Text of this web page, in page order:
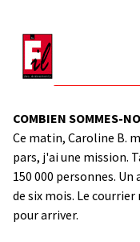
COMBIEN SOMMES-
Ce matin, Caroline B.
pars, j'ai une mission.
150 000 personnes. Un
de six mois. Le
pour arriver.